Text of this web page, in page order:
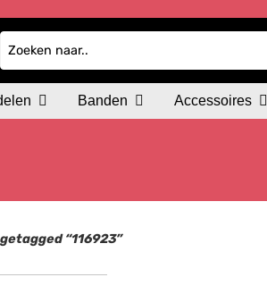
Banden Accessoires
“116923”